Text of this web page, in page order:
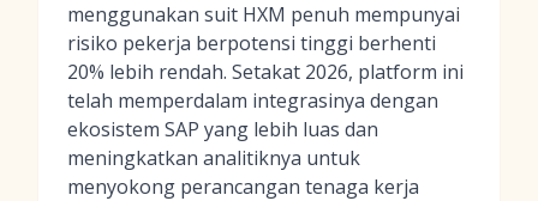
menggunakan suit HXM penuh mempunyai
risiko pekerja berpotensi tinggi berhenti
20% lebih rendah. Setakat 2026, platform ini
telah memperdalam integrasinya dengan
ekosistem SAP yang lebih luas dan
meningkatkan analitiknya untuk
menyokong perancangan tenaga kerja